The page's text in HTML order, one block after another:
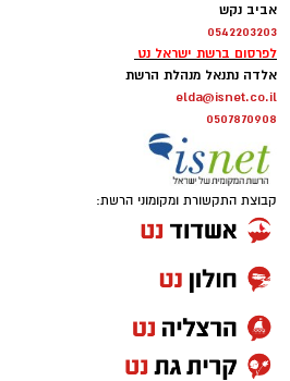
AI
אני מסתכלת סביבי ורואה
יותר סימני שאלה מתשובות.
אני רואה מחאות המוניות נגד
שומעת אמירות של רבנים
הציבורי הופך מקוטב יותר ויותר.
במקביל, כמעט מדי יום
על לוחם שנהרג או נפצע, על
אביב נקש
0542203203
לפרסום ברשת ישראל נט
אלדה נתנאל מנהלת הרשת
elda@isnet.co.il
0507870908
קבוצת התקשורת ומקומוני הרשת: